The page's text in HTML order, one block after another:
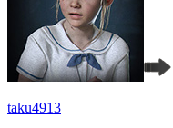
taku4913